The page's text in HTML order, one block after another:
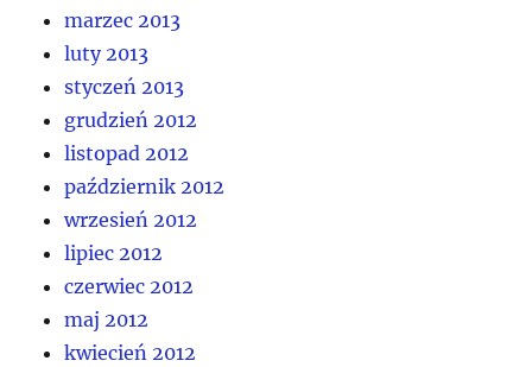
marzec 2013
luty 2013
styczeń 2013
grudzień 2012
listopad 2012
październik 2012
wrzesień 2012
lipiec 2012
czerwiec 2012
maj 2012
kwiecień 2012